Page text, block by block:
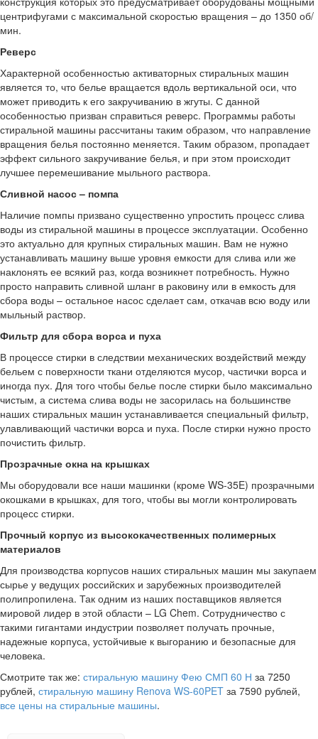
центрифугами с максимальной скоростью вращения – до 1350 об/
мин.
Реверс
Характерной особенностью активаторных стиральных машин
является то, что белье вращается вдоль вертикальной оси, что
может приводить к его закручиванию в жгуты. С данной
особенностью призван справиться реверс. Программы работы
стиральной машины рассчитаны таким образом, что направление
вращения белья постоянно меняется. Таким образом, пропадает
эффект сильного закручивание белья, и при этом происходит
лучшее перемешивание мыльного раствора.
Сливной насос – помпа
Наличие помпы призвано существенно упростить процесс слива
воды из стиральной машины в процессе эксплуатации. Особенно
это актуально для крупных стиральных машин. Вам не нужно
устанавливать машину выше уровня емкости для слива или же
наклонять ее всякий раз, когда возникнет потребность. Нужно
просто направить сливной шланг в раковину или в емкость для
сбора воды – остальное насос сделает сам, откачав всю воду или
мыльный раствор.
Фильтр для сбора ворса и пуха
В процессе стирки в следствии механических воздействий между
бельем с поверхности ткани отделяются мусор, частички ворса и
иногда пух. Для того чтобы белье после стирки было максимально
чистым, а система слива воды не засорилась на большинстве
наших стиральных машин устанавливается специальный фильтр,
улавливающий частички ворса и пуха. После стирки нужно просто
почистить фильтр.
Прозрачные окна на крышках
Мы оборудовали все наши машинки (кроме WS-35E) прозрачными
окошками в крышках, для того, чтобы вы могли контролировать
процесс стирки.
Прочный корпус из высококачественных полимерных
материалов
Для производства корпусов наших стиральных машин мы закупаем
сырье у ведущих российских и зарубежных производителей
полипропилена. Так одним из наших поставщиков является
мировой лидер в этой области – LG Chem. Сотрудничество с
такими гигантами индустрии позволяет получать прочные,
надежные корпуса, устойчивые к выгоранию и безопасные для
человека.
Смотрите так же: стиральную машину Фею СМП 60 Н за 7250
рублей, стиральную машину Renova WS-60PET за 7590 рублей,
все цены на стиральные машины.